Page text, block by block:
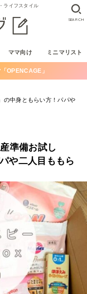
ライフスタイル
ママ向け ミニマリスト
SEARCH
OPENCAGE」
の中身ともらい方！パパや
準備お試し
や二人目ももら